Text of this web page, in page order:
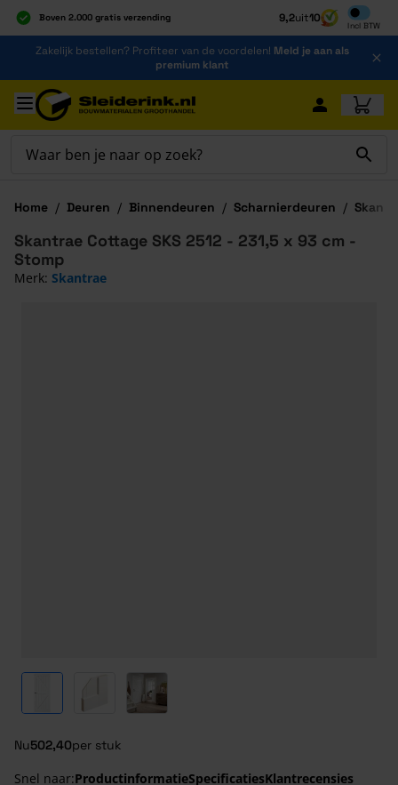
Boven 2.000 gratis verzending
Al 40 jaar dé specialist
Alles onder één dak
9,2uit10
Incl BTW
Inclusief
Ga naar de inhoud
Zakelijk bestellen? Profiteer van de voordelen! Meld je aan als
premium klant
Ga naar hoofdinhoud
Home / Deuren / Binnendeuren / Scharnierdeuren /
View larger imageView larger imageView larger image
Nu502,40per stuk
Skantrae Cottage SKS 2512 - 231,5 x 93 cm -
Stomp
Merk: Skantrae
Snel naar:ProductinformatieSpecificatiesKlantrecensies